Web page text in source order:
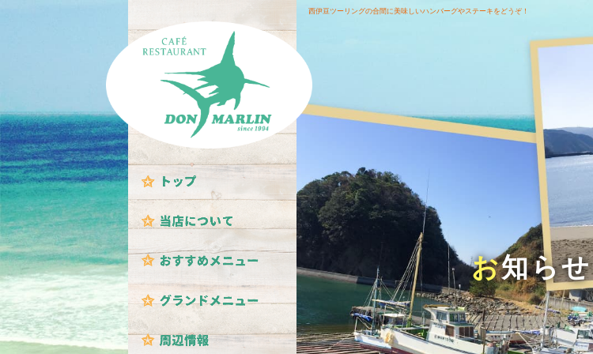
西伊豆ツーリングの合間に美味しいハンバーグやステーキをどうぞ！
お知らせ